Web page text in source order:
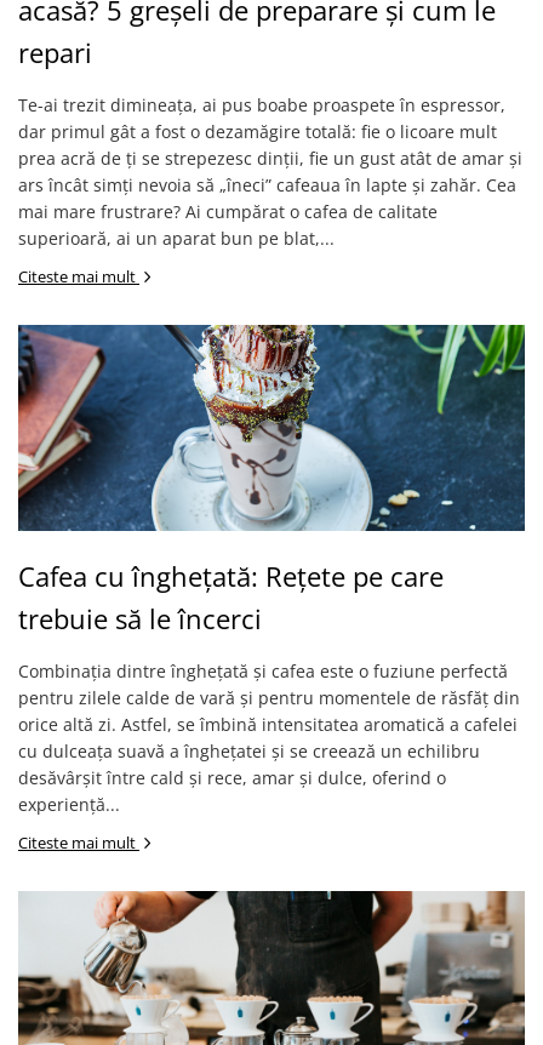
acasă? 5 greșeli de preparare și cum le
repari
Te-ai trezit dimineața, ai pus boabe proaspete în espressor,
dar primul gât a fost o dezamăgire totală: fie o licoare mult
prea acră de ți se strepezesc dinții, fie un gust atât de amar și
ars încât simți nevoia să „îneci” cafeaua în lapte și zahăr. Cea
mai mare frustrare? Ai cumpărat o cafea de calitate
superioară, ai un aparat bun pe blat,...
Citeste mai mult
Cafea cu înghețată: Rețete pe care
trebuie să le încerci
Combinația dintre înghețată și cafea este o fuziune perfectă
pentru zilele calde de vară și pentru momentele de răsfăț din
orice altă zi. Astfel, se îmbină intensitatea aromatică a cafelei
cu dulceața suavă a înghețatei și se creează un echilibru
desăvârșit între cald și rece, amar și dulce, oferind o
experiență...
Citeste mai mult